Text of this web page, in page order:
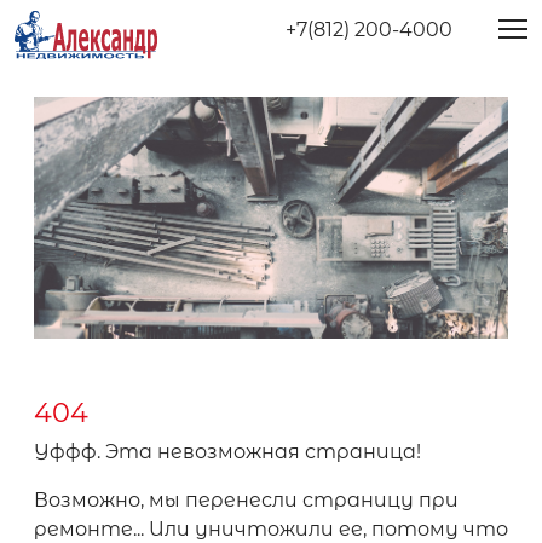
+7(812) 200-4000
404
Уффф. Эта невозможная страница!
Возможно, мы перенесли страницу при
ремонте... Или уничтожили ее, потому что